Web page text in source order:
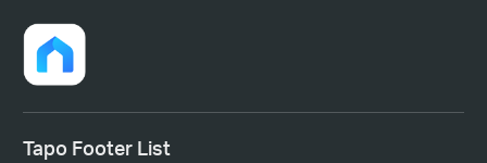
Tapo Footer List